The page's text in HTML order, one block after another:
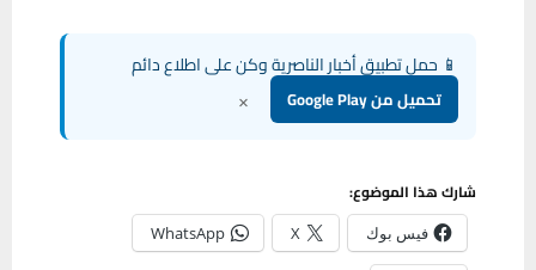
📱 حمل تطبيق أخبار الناصرية وكن على اطلاع دائم
تحميل من Google Play ×
شارك هذا الموضوع:
فيس بوك X
WhatsApp